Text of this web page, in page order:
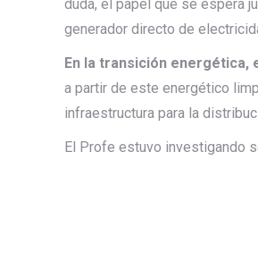
duda, el papel que se espera
generador directo de
En la transición energética,
a partir de este energético
infraestructura para la
El Profe estuvo investigando